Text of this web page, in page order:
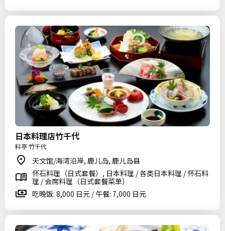
日本料理店竹千代
料亭 竹千代
天文馆/海湾沿岸, 鹿儿岛, 鹿儿岛县
怀石料理（日式套餐）, 日本料理 / 各类日本料理 / 怀石料
理 / 会席料理（日式套餐菜单）
吃晚饭: 8,000 日元 / 午餐: 7,000 日元